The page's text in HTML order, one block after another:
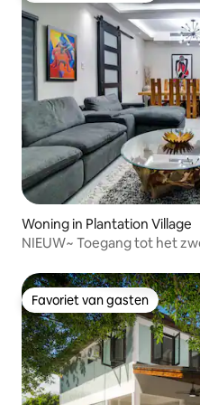
Woning in Plantation Village
NIEUW~ Toegang tot het
Favoriet van gasten
Favoriet van gasten